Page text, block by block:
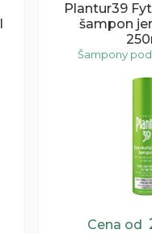
Plantur39
šampon
Šampony
Cena od